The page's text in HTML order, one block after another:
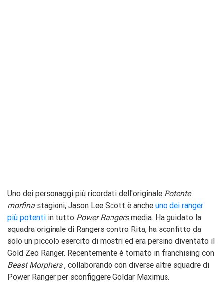
Uno dei personaggi più ricordati dell'originale Potente
morfina stagioni, Jason Lee Scott è anche uno dei ranger
più potenti in tutto Power Rangersmedia. Ha guidato la
squadra originale di Rangers contro Rita, ha sconfitto da
solo un piccolo esercito di mostri ed era persino diventato il
Gold Zeo Ranger. Recentemente è tornato in franchising con
Beast Morphers, collaborando con diverse altre squadre di
Power Ranger per sconfiggere Goldar Maximus.